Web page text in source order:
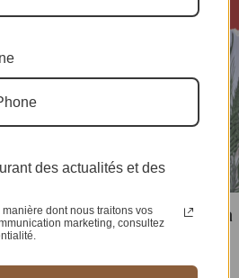
trop”, Kaprice Akamba
des actualités et des
dont nous traitons vos
marketing, consultez